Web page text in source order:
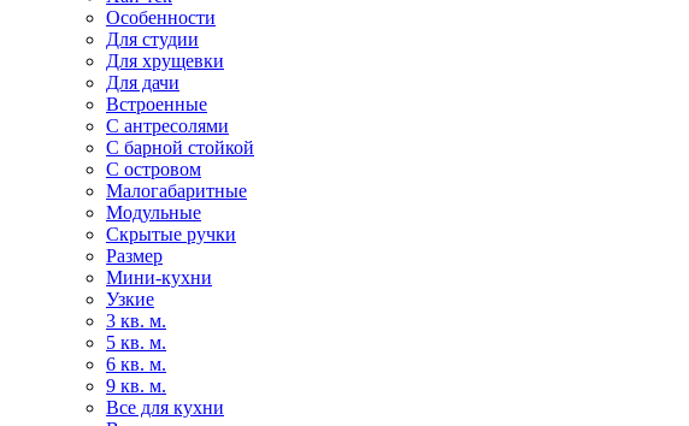
Особенности
Для студии
Для хрущевки
Для дачи
Встроенные
С антресолями
С барной стойкой
С островом
Малогабаритные
Модульные
Скрытые ручки
Размер
Мини-кухни
Узкие
3 кв. м.
5 кв. м.
6 кв. м.
9 кв. м.
Все для кухни